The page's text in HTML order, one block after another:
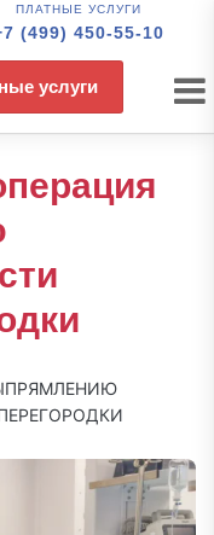
ПЛАТНЫЕ УСЛУГИ
(499) 450-55-10
услуги